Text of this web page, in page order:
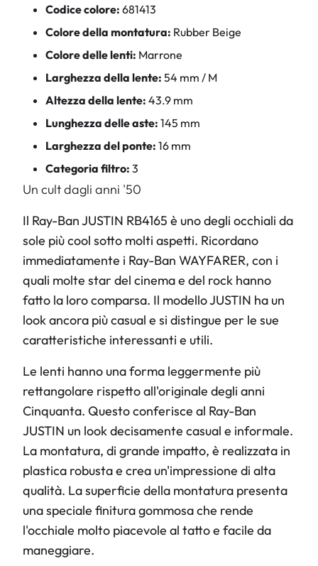
Codice colore: 681413
Colore della montatura: Rubber Beige
Colore delle lenti: Marrone
Larghezza della lente: 54 mm / M
Altezza della lente: 43.9 mm
Lunghezza delle aste: 145 mm
Larghezza del ponte: 16 mm
Categoria filtro: 3
Un cult dagli anni '50
Il Ray-Ban JUSTIN RB4165 è uno degli occhiali da
sole più cool sotto molti aspetti. Ricordano
immediatamente i Ray-Ban WAYFARER, con i
quali molte star del cinema e del rock hanno
fatto la loro comparsa. Il modello JUSTIN ha un
look ancora più casual e si distingue per le sue
caratteristiche interessanti e utili.
Le lenti hanno una forma leggermente più
rettangolare rispetto all'originale degli anni
Cinquanta. Questo conferisce al Ray-Ban
JUSTIN un look decisamente casual e informale.
La montatura, di grande impatto, è realizzata in
plastica robusta e crea un'impressione di alta
qualità. La superficie della montatura presenta
una speciale finitura gommosa che rende
l'occhiale molto piacevole al tatto e facile da
maneggiare.